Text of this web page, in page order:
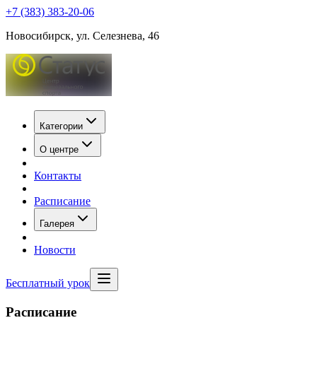
+7 (383) 383-20-06
Новосибирск, ул. Селезнева, 46
Категории
О центре
Контакты
Расписание
Галерея
Новости
Бесплатный урок
Расписание